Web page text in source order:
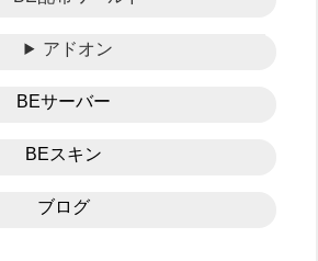
アドオン
BEサーバー
BEスキン
ブログ